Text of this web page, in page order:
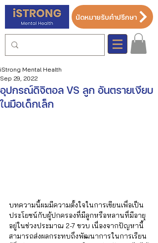
นัดหมายรับคำปรึกษา
อุปกรณ์ดิจิตอล VS ลูก อันตรายเงียบ
ในมือเด็กเล็ก
iStrong Mental Health
Sep 29, 2022
บทความนี้ผมมีความตั้งใจในการเขียนเพื่อเป็น
ประโยชน์กับผู้ปกครองที่มีลูกหรือหลานที่มีอายุ
อยู่ในช่วงประมาณ 2-7 ขวบ เนื่องจากปัญหานี้
สามารถส่งผลกระทบถึงพัฒนาการในการเรียน